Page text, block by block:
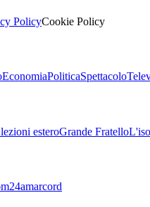
PolicyCookie Policy
EconomiaPoliticaSpettacolo
esteroGrande Fratello